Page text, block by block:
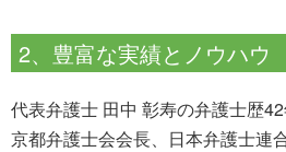
2、豊富な実績とノウハウ
代表弁護士 田中 彰寿の弁護士歴42
京都弁護士会会長、日本弁護士連